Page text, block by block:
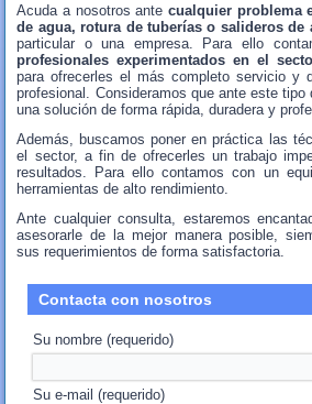
Acuda a nosotros ante cualquier problema
de agua, rotura de tuberías o salideros de
particular o una empresa. Para ello
profesionales experimentados en el
para ofrecerles el más completo servicio y
profesional. Consideramos que ante este tipo
una solución de forma rápida, duradera y
Además, buscamos poner en práctica las
el sector, a fin de ofrecerles un trabajo
resultados. Para ello contamos con un
herramientas de alto rendimiento.
Ante cualquier consulta, estaremos
asesorarle de la mejor manera posible,
sus requerimientos de forma satisfactoria.
Contacta con nosotros
Su nombre (requerido)
Su e-mail (requerido)